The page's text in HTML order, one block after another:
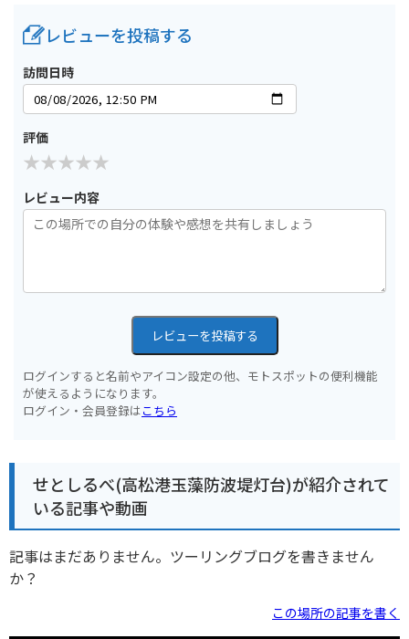
レビューを投稿する
訪問日時
評価
レビュー内容
レビューを投稿する
ログインすると名前やアイコン設定の他、モトスポットの便利機能
が使えるようになります。
ログイン・会員登録はこちら
せとしるべ(高松港玉藻防波堤灯台)が紹介されて
いる記事や動画
記事はまだありません。ツーリングブログを書きません
か？
この場所の記事を書く